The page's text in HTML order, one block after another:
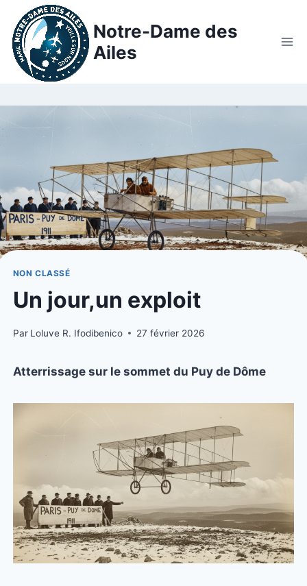
Notre-Dame des
Ailes
NON CLASSÉ
Un jour,un exploit
Par Loluve R. Ifodibenico 27 février 2026
Atterrissage sur le sommet du Puy de Dôme